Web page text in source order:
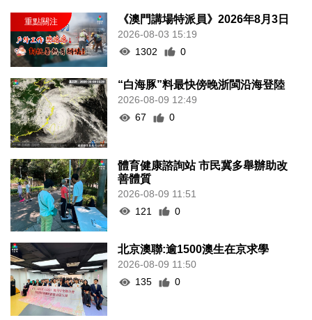
《澳門講場特派員》2026年8月3日
2026-08-03 15:19
1302
0
“白海豚”料最快傍晚浙閩沿海登陸
2026-08-09 12:49
67
0
體育健康諮詢站 市民冀多舉辦助改
善體質
2026-08-09 11:51
121
0
北京澳聯:逾1500澳生在京求學
2026-08-09 11:50
135
0